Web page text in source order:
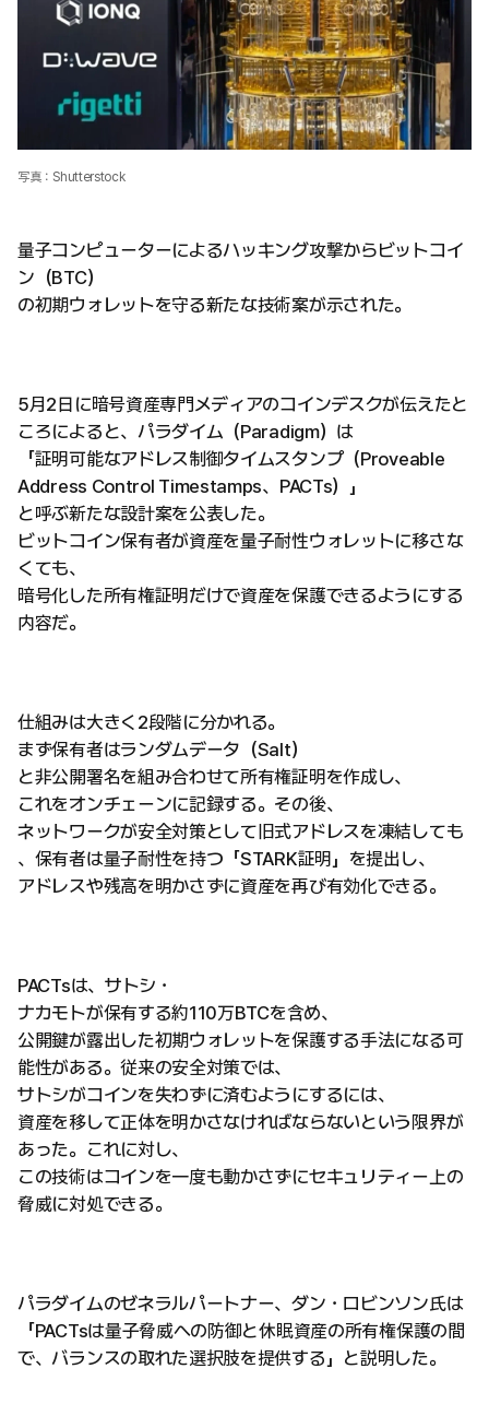
写真：Shutterstock
量子コンピューターによるハッキング攻撃からビットコイ
ン（BTC）
の初期ウォレットを守る新たな技術案が示された。
5月2日に暗号資産専門メディアのコインデスクが伝えたと
ころによると、パラダイム（Paradigm）は
「証明可能なアドレス制御タイムスタンプ（Proveable
Address Control Timestamps、PACTs）」
と呼ぶ新たな設計案を公表した。
ビットコイン保有者が資産を量子耐性ウォレットに移さな
くても、
暗号化した所有権証明だけで資産を保護できるようにする
内容だ。
仕組みは大きく2段階に分かれる。
まず保有者はランダムデータ（Salt）
と非公開署名を組み合わせて所有権証明を作成し、
これをオンチェーンに記録する。その後、
ネットワークが安全対策として旧式アドレスを凍結しても
、保有者は量子耐性を持つ「STARK証明」を提出し、
アドレスや残高を明かさずに資産を再び有効化できる。
PACTsは、サトシ・
ナカモトが保有する約110万BTCを含め、
公開鍵が露出した初期ウォレットを保護する手法になる可
能性がある。従来の安全対策では、
サトシがコインを失わずに済むようにするには、
資産を移して正体を明かさなければならないという限界が
あった。これに対し、
この技術はコインを一度も動かさずにセキュリティー上の
脅威に対処できる。
パラダイムのゼネラルパートナー、ダン・ロビンソン氏は
「PACTsは量子脅威への防御と休眠資産の所有権保護の間
で、バランスの取れた選択肢を提供する」と説明した。